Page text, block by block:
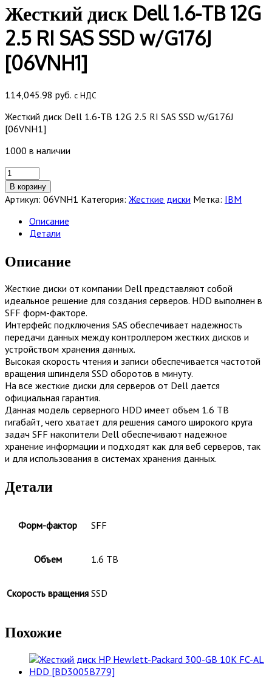
Жесткий диск Dell 1.6-TB 12G
2.5 RI SAS SSD w/G176J
[06VNH1]
114,045.98 руб. с НДС
Жесткий диск Dell 1.6-TB 12G 2.5 RI SAS SSD w/G176J
[06VNH1]
1000 в наличии
Количество
товара
Жесткий
диск
Dell
1.6-
12G
2.5
SAS
SSD
w/G176J
[06VNH1]
В корзину
Артикул: 06VNH1 Категория: Жесткие диски Метка: IBM
Описание
Детали
Описание
Жесткие диски от компании Dell представляют собой
идеальное решение для создания серверов. HDD выполнен в
SFF форм-факторе.
Интерфейс подключения SAS обеспечивает надежность
передачи данных между контроллером жестких дисков и
устройством хранения данных.
Высокая скорость чтения и записи обеспечивается частотой
вращения шпинделя SSD оборотов в минуту.
На все жесткие диски для серверов от Dell дается
официальная гарантия.
Данная модель серверного HDD имеет объем 1.6 TB
гигабайт, чего хватает для решения самого широкого круга
задач SFF накопители Dell обеспечивают надежное
хранение информации и подходят как для веб серверов, так
и для использования в системах хранения данных.
Детали
Форм-фактор SFF
Объем 1.6 TB
Скорость вращения SSD
Похожие